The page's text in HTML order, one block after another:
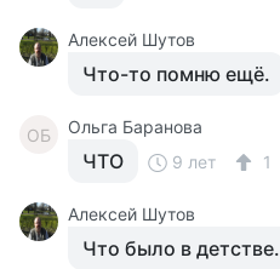
Алексей Шутов
Что-то помню ещё.
ОБ Ольга Баранова
ЧТО 9 лет 1
Алексей Шутов
Что было в детстве.